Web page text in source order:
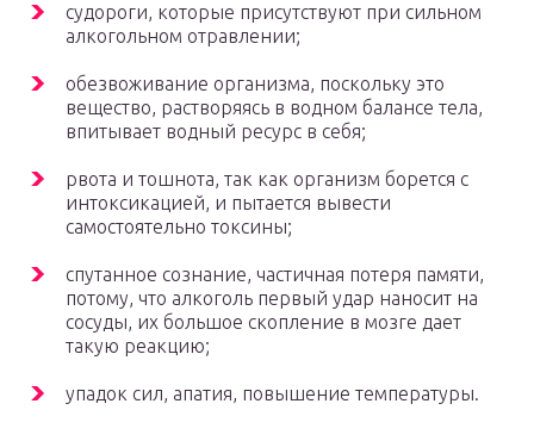
судороги, которые присутствуют при сильном
алкогольном отравлении;
обезвоживание организма, поскольку это
вещество, растворяясь в водном балансе тела,
впитывает водный ресурс в себя;
рвота и тошнота, так как организм борется с
интоксикацией, и пытается вывести
самостоятельно токсины;
спутанное сознание, частичная потеря памяти,
потому, что алкоголь первый удар наносит на
сосуды, их большое скопление в мозге дает
такую реакцию;
упадок сил, апатия, повышение температуры.